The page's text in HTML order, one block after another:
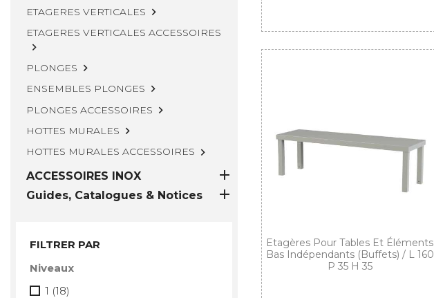
ETAGERES VERTICALES 
ETAGERES VERTICALES ACCESSOIRES

PLONGES 
ENSEMBLES PLONGES 
PLONGES ACCESSOIRES 
HOTTES MURALES 
HOTTES MURALES ACCESSOIRES 
ACCESSOIRES INOX

Guides, Catalogues & Notices 
FILTRER PAR
Niveaux
1 (18)
Etagères Pour Tables Et Éléments
Bas Indépendants (buffets) / L 160
P 35 H 35